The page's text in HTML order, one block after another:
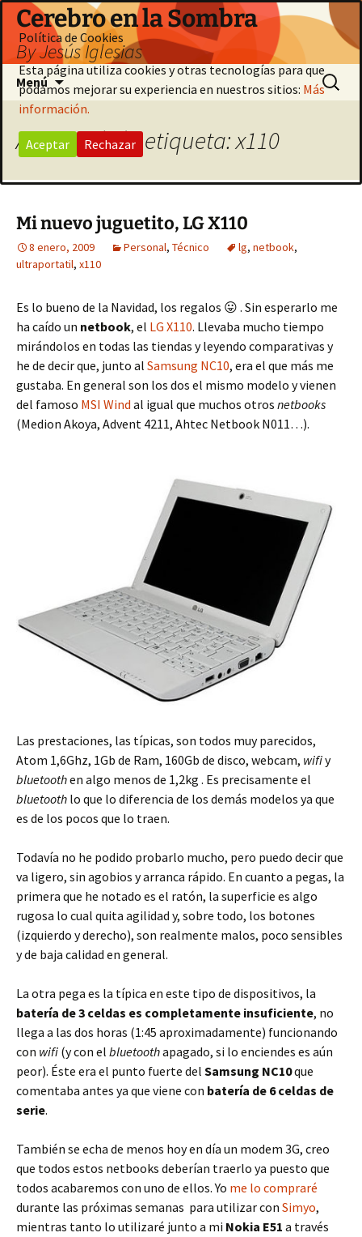
Saltar
contenido
Cerebro en la Sombra
By Jesús Iglesias
Menú Buscar:
Archivo de la etiqueta: x110
Mi nuevo juguetito, LG X110
8 enero, 2009 Personal, Técnico lg, netbook,
ultraportatil, x110
Es lo bueno de la Navidad, los regalos 😛 . Sin esperarlo me
ha caído un netbook, el LG X110. Llevaba mucho tiempo
mirándolos en todas las tiendas y leyendo comparativas y
he de decir que, junto al Samsung NC10, era el que más me
gustaba. En general son los dos el mismo modelo y vienen
del famoso MSI Wind al igual que muchos otros netbooks
(Medion Akoya, Advent 4211, Ahtec Netbook N011…).
Las prestaciones, las típicas, son todos muy parecidos,
Atom 1,6Ghz, 1Gb de Ram, 160Gb de disco, webcam, wifiy
bluetoothen algo menos de 1,2kg . Es precisamente el
bluetooth lo que lo diferencia de los demás modelos ya que
es de los pocos que lo traen.
Todavía no he podido probarlo mucho, pero puedo decir que
va ligero, sin agobios y arranca rápido. En cuanto a pegas, la
primera que he notado es el ratón, la superficie es algo
rugosa lo cual quita agilidad y, sobre todo, los botones
(izquierdo y derecho), son realmente malos, poco sensibles
y de baja calidad en general.
La otra pega es la típica en este tipo de dispositivos, la
batería de 3 celdas es completamente insuficiente, no
llega a las dos horas (1:45 aproximadamente) funcionando
con wifi (y con el bluetoothapagado, si lo enciendes es aún
peor). Éste era el punto fuerte del Samsung NC10que
comentaba antes ya que viene con batería de 6 celdas de
serie.
También se echa de menos hoy en día un modem 3G, creo
que todos estos netbooks deberían traerlo ya puesto que
todos acabaremos con uno de ellos. Yo me lo compraré
durante las próximas semanas para utilizar con Simyo,
mientras tanto lo utilizaré junto a mi Nokia E51 a través
Política de Cookies
Esta página utiliza cookies y otras tecnologías para que
podamos mejorar su experiencia en nuestros sitios: Más
información.
Aceptar Rechazar